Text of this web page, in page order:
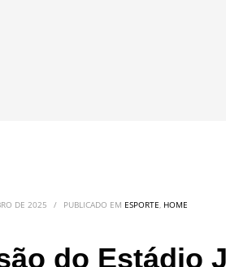
DE 2025 / PUBLICADO EM ESPORTE, HOME
do Estádio